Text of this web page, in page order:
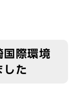
際環境
た